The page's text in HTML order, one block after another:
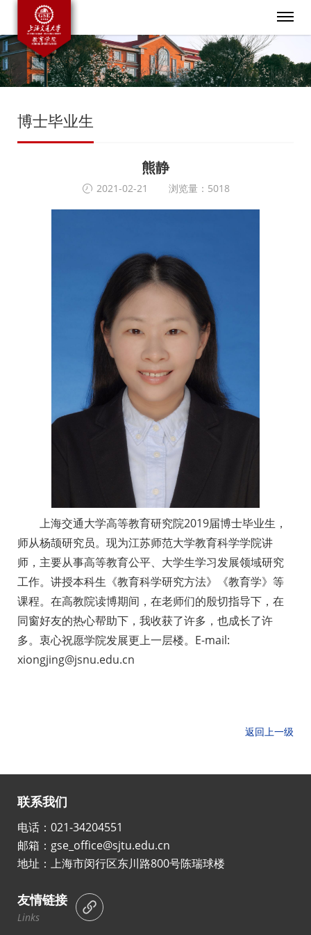
博士毕业生
熊静
2021-02-21 浏览量：5018
上海交通大学高等教育研究院2019届博士毕业生，
师从杨颉研究员。现为江苏师范大学教育科学学院讲
师，主要从事高等教育公平、大学生学习发展领域研究
工作。讲授本科生《教育科学研究方法》《教育学》等
课程。在高教院读博期间，在老师们的殷切指导下，在
同窗好友的热心帮助下，我收获了许多，也成长了许
多。衷心祝愿学院发展更上一层楼。E-mail:
xiongjing@jsnu.edu.cn
返回上一级
联系我们
电话：021-34204551
邮箱：gse_office@sjtu.edu.cn
地址：上海市闵行区东川路800号陈瑞球楼
友情链接
Links